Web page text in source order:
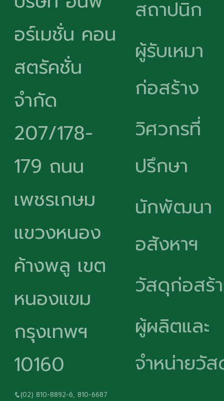
อร์เมชั่น คอน
สตรัคชั่น
จำกัด
207/178-
179 ถนน
เพชรเกษม
แขวงหนอง
ค้างพลู เขต
หนองแขม
กรุงเทพฯ
10160
(02) 810-8892-6, 810-6687
สถาปนิก
ผู้รับเหมา
ก่อสร้าง
วิศวกรที่
ปรึกษา
นักพัฒนา
อสังหาฯ
วัสดุก่อสร้
ผู้ผลิตและ
จำหน่ายวั